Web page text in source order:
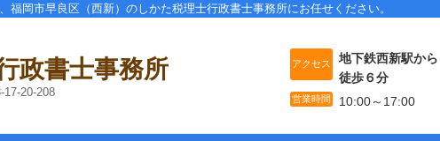
福岡市早良区（西新）のしかた税理士行政書士事務所にお任せください。
政書士事務所
17-20-208
アクセス
地下鉄西新駅から
徒歩６分
営業時間 10:00～17:00